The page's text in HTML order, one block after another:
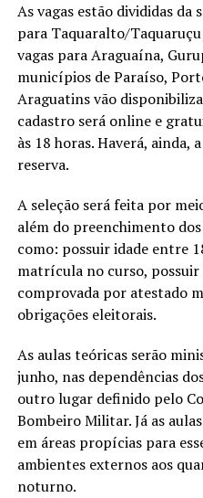
As vagas estão divididas da
para Taquaralto/
vagas para Araguaína,
municípios de Paraíso,
Araguatins vão
cadastro será online e
às 18 horas. Haverá, ainda,
reserva.
A seleção será feita por
além do preenchimento
como: possuir idade entre
matrícula no curso, possuir
comprovada por atestado
obrigações eleitorais.
As aulas teóricas serão
junho, nas dependências
outro lugar definido pelo
Bombeiro Militar. Já as
em áreas propícias para
ambientes externos aos
noturno.